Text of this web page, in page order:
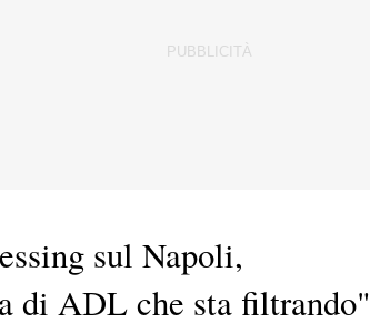
sul Napoli,
di ADL che sta filtrando"